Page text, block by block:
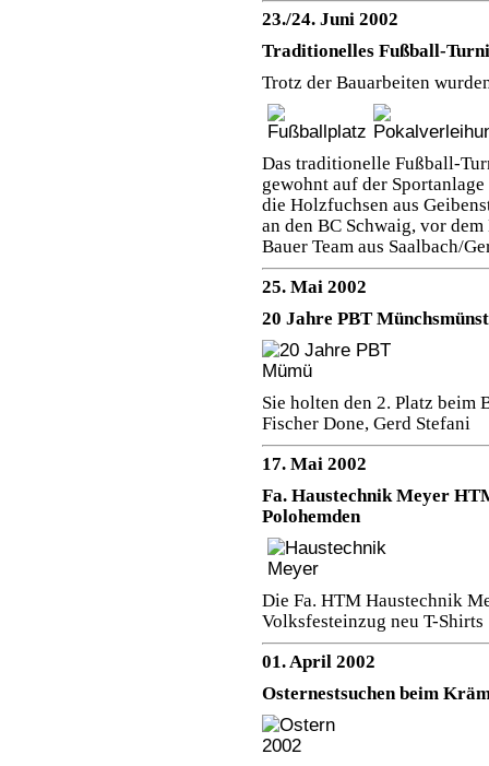
23./24. Juni 2002
Traditionelles Fußball-
Trotz der Bauarbeiten
Das traditionelle Fußball-
gewohnt auf der
die Holzfuchsen aus
an den BC Schwaig, vor
Bauer Team aus Saalbach/
25. Mai 2002
20 Jahre PBT
Sie holten den 2. Platz beim
Fischer Done, Gerd Stefani
17. Mai 2002
Fa. Haustechnik Meyer
Polohemden
Die Fa. HTM Haustechnik
Volksfesteinzug neu T-Shirts
01. April 2002
Osternestsuchen beim